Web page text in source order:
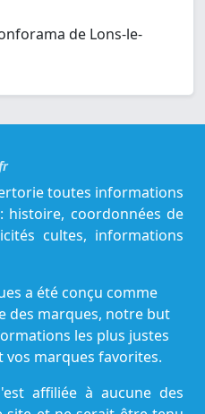
de Lons-le-
toutes informations
histoire, coordonnées de
cultes, informations
a été conçu comme
des marques, notre but
les plus justes
vos marques favorites.
affiliée à aucune des